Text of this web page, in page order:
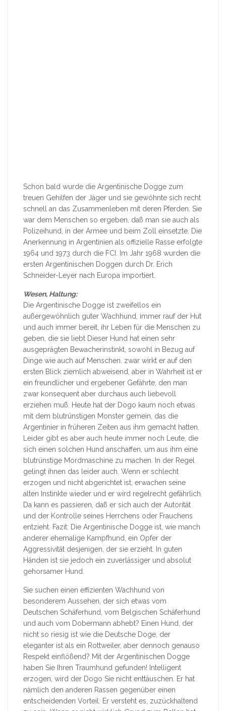
Schon bald wurde die Argentinische Dogge zum
treuen Gehilfen der Jäger und sie gewöhnte sich recht
schnell an das Zusammenleben mit deren Pferden. Sie
war dem Menschen so ergeben, daß man sie auch als
Polizeihund, in der Armee und beim Zoll einsetzte. Die
Anerkennung in Argentinien als offizielle Rasse erfolgte
1964 und 1973 durch die FCI. Im Jahr 1968 wurden die
ersten Argentinischen Doggen durch Dr. Erich
Schneider-Leyer nach Europa importiert.
Wesen, Haltung:
Die Argentinische Dogge ist zweifellos ein
außergewöhnlich guter Wachhund, immer rauf der Hut
und auch immer bereit, ihr Leben für die Menschen zu
geben, die sie liebt Dieser Hund hat einen sehr
ausgeprägten Bewacherinstinkt, sowohl in Bezug auf
Dinge wie auch auf Menschen. zwar wirkt er auf den
ersten Blick ziemlich abweisend, aber in Wahrheit ist er
ein freundlicher und ergebener Gefährte, den man
zwar konsequent aber durchaus auch liebevoll
erziehen muß. Heute hat der Dogo kaum noch etwas
mit dem blutrünstigen Monster gemein, das die
Argentinier in früheren Zeiten aus ihm gemacht hatten.
Leider gibt es aber auch heute immer noch Leute, die
sich einen solchen Hund anschaffen, um aus ihm eine
blutrünstige Mordmaschine zu machen. In der Regel
gelingt ihnen das leider auch. Wenn er schlecht
erzogen und nicht abgerichtet ist, erwachen seine
alten Instinkte wieder und er wird regelrecht gefährlich.
Da kann es passieren, daß er sich auch der Autorität
und der Kontrolle seines Herrchens oder Frauchens
entzieht. Fazit: Die Argentinische Dogge ist, wie manch
anderer ehemalige Kampfhund, ein Opfer der
Aggressivität desjenigen, der sie erzieht. In guten
Händen ist sie jedoch ein zuverlässiger und absolut
gehorsamer Hund.
Sie suchen einen effizienten Wachhund von
besonderem Aussehen, der sich etwas vom
Deutschen Schäferhund, vom Belgischen Schäferhund
und auch vom Dobermann abhebt? Einen Hund, der
nicht so riesig ist wie die Deutsche Doge, der
eleganter ist als ein Rottweiler, aber dennoch genauso
Respekt einflößend? Mit der Argentinischen Dogge
haben Sie Ihren Traumhund gefunden! Intelligent
erzogen, wird der Dogo Sie nicht enttäuschen. Er hat
nämlich den anderen Rassen gegenüber einen
entscheidenden Vorteil: Er versteht es, zuzückhaltend